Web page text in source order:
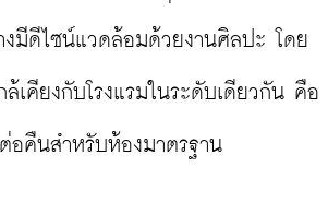
งมีดีไซน์แวดล้อมด้วยงานศิลปะ โดย
ล้เคียงกับโรงแรมในระดับเดียวกัน คือ
อคืนสำหรับห้องมาตรฐาน